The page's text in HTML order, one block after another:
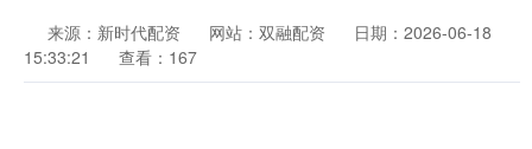
来源：新时代配资 网站：双融配资
日期：2026-06-18
15:33:21
查看：167